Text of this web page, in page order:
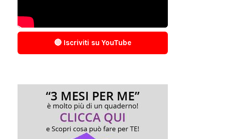
🔴 Iscriviti su YouTube